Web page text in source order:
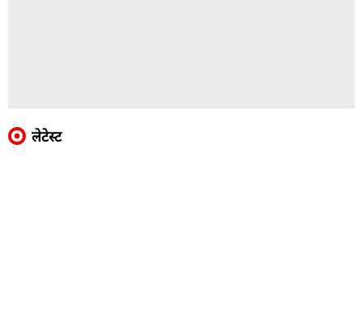
लेटेस्ट